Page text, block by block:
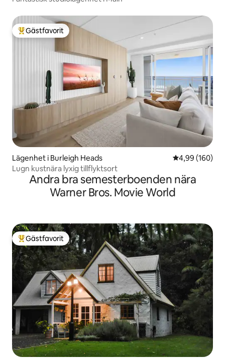
Populär gästfavorit
Gästfavorit
Lägenhet i Burleigh Heads 4,99 av 5 i
4,99 (160)
Lugn kustnära lyxig tillflyktsort
Andra bra semesterboenden nära
Warner Bros. Movie World
Populär gästfavorit
Gästfavorit